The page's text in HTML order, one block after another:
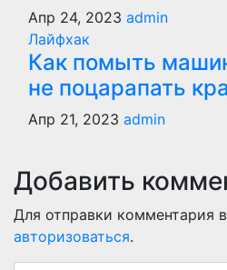
Апр 24, 2023 admin
Лайфхак
Как помыть
не поцарапать
Апр 21, 2023 admin
Добавить
Для отправки комментария
авторизоваться.